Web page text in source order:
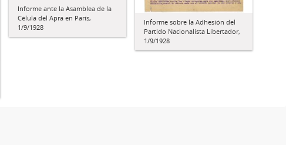
Informe sobre la Adhesión del
Partido Nacionalista Libertador,
1/9/1928
Informe ante la Asamblea de la
Célula del Apra en París,
1/9/1928